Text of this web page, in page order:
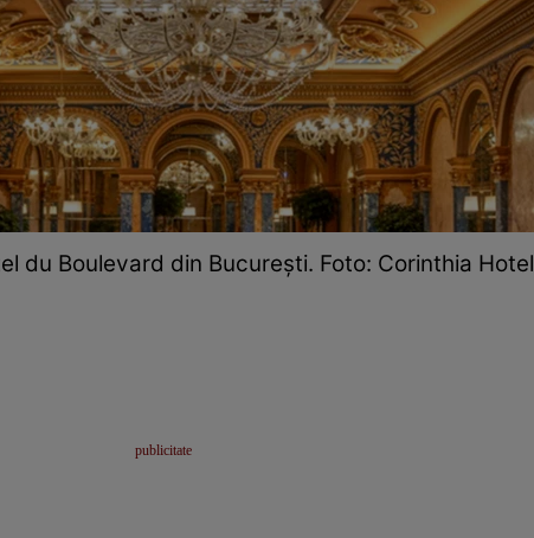
du Boulevard din București. Foto: Corinthia Hotel